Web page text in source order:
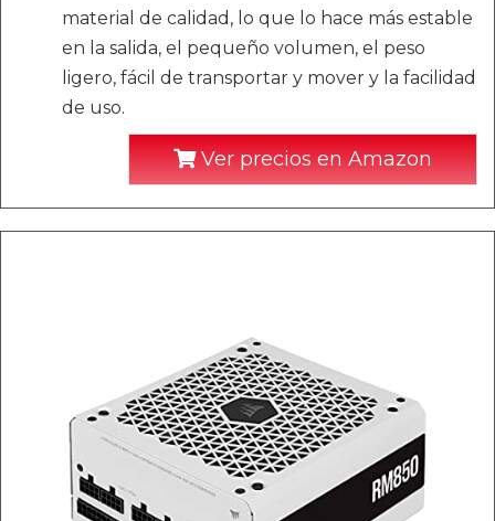
material de calidad, lo que lo hace más estable
en la salida, el pequeño volumen, el peso
ligero, fácil de transportar y mover y la facilidad
de uso.
Ver precios en Amazon